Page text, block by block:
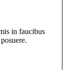
in faucibus